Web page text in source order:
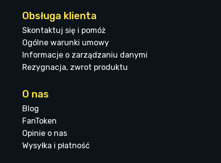
Obsługa klienta
Skontaktuj się i pomóż
Ogólne warunki umowy
Informacje o zarządzaniu danymi
Rezygnacja, zwrot produktu
O nas
Blog
FanToken
Opinie o nas
Wysyłka i płatność